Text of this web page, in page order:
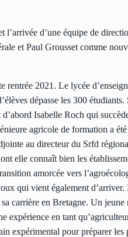
l’arrivée d’une équipe de
et Paul Grousset comme
rentrée 2021. Le lycée
dépasse les 300 étudiants.
Isabelle Roch qui
agricole de formation a été
au directeur du Srfd
elle connaît bien les
amorcée vers
qui vient également
carrière en Bretagne. Un jeune
expérience en tant
expérimental pour préparer les